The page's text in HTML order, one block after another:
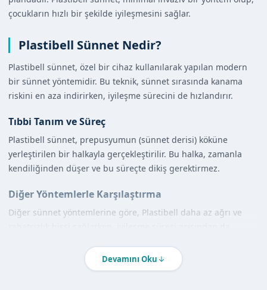
çocukların hızlı bir şekilde iyileşmesini sağlar.
Plastibell Sünnet Nedir?
Plastibell sünnet, özel bir cihaz kullanılarak yapılan modern
bir sünnet yöntemidir. Bu teknik, sünnet sırasında kanama
riskini en aza indirirken, iyileşme sürecini de hızlandırır.
Tıbbi Tanım ve Süreç
Plastibell sünnet, prepusyumun (sünnet derisi) köküne
yerleştirilen bir halkayla gerçekleştirilir. Bu halka, zamanla
kendiliğinden düşer ve bu süreçte dikiş gerektirmez.
Diğer Yöntemlerle Karşılaştırma
Diğer sünnet yöntemlerine göre, Plastibell daha az ağrı ve
iyileşme süreçleri söz konusudur.
Devamını Oku